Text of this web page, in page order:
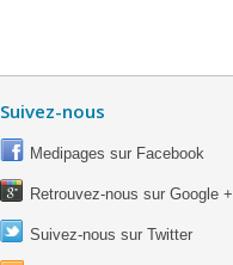
Suivez-nous
Medipages sur Facebook
Retrouvez-nous sur Google +
Suivez-nous sur Twitter